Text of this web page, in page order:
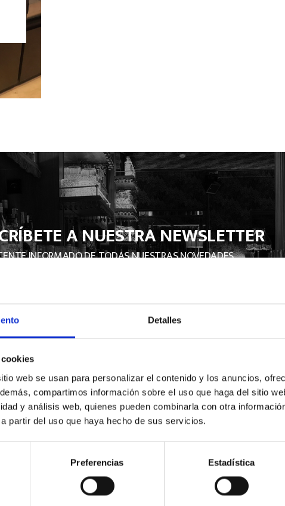
Detalles
web se usan para personalizar el contenido y los anuncios,
compartimos información sobre el uso que haga del sitio
y análisis web, quienes pueden combinarla con otra
partir del uso que haya hecho de sus servicios.
Preferencias Estadística
A NUESTRA NEWSLETTER
INFORMADO DE TODAS NUESTRAS NOVEDADES
nuestra política de privacidad